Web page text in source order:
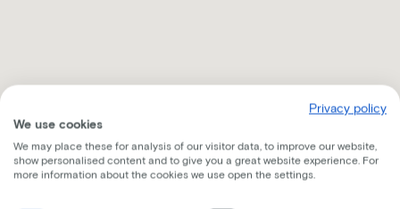
Privacy policy
We use cookies
We may place these for analysis of our visitor data, to improve our website,
show personalised content and to give you a great website experience. For
more information about the cookies we use open the settings.